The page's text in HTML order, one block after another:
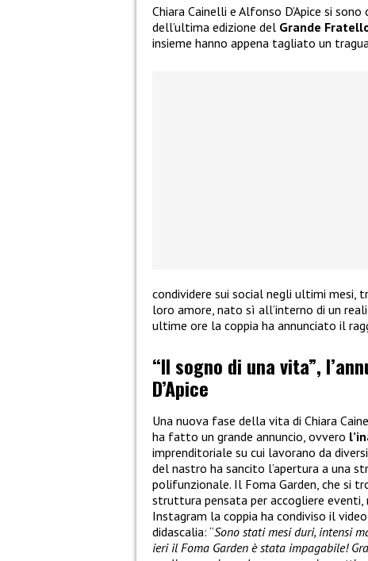
Chiara Cainelli e Alfonso D’Apice si
dell’ultima edizione del Grande
insieme hanno appena tagliato un
condividere sui social negli ultimi mesi,
loro amore, nato sì all’interno di un
ultime ore la coppia ha annunciato il
“Il sogno di una vita”,
D’Apice
Una nuova fase della vita di Chiara
ha fatto un grande annuncio, ovvero
imprenditoriale su cui lavorano da
del nastro ha sancito l’apertura a una
polifunzionale. Il Foma Garden, che si
struttura pensata per accogliere eventi,
Instagram la coppia ha condiviso il
didascalia: “Sono stati mesi duri, intensi
ieri il Foma Garden è stata impagabile!